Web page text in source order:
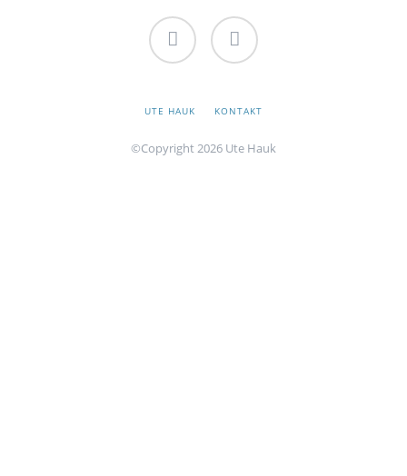
SKIP
UTE HAUK KONTAKT
©Copyright 2026 Ute Hauk